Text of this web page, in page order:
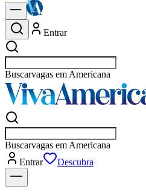
Entrar
Buscarvagas em A
Buscarvagas em A
Entrar
Descubra